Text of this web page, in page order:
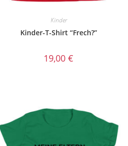
Kinder
Kinder-T-Shirt “Frech?”
19,00€